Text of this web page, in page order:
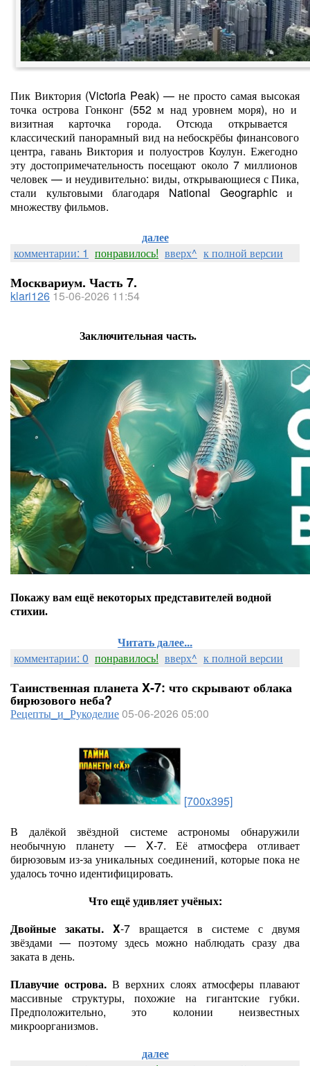
Пик Виктория (Victoria Peak) — не просто самая высокая
точка острова Гонконг(552м надуровнемморя), но и
визитная карточка города. Отсюда открывается
классический панорамный виднанебоскрёбы финансового
центра, гавань Виктория и полуостров Коулун. Ежегодно
эту достопримечательность посещают около7миллионов
человек — и неудивительно: виды, открывающиесясПика,
стали культовыми благодаря National Geographicи
множествуфильмов.
далее
комментарии: 1 понравилось! вверх^ к полной версии
Москвариум. Часть 7.
klari126 15-06-2026 11:54
Заключительная часть.
Покажу вам ещё некоторых представителей водной
стихии.
Читать далее...
комментарии: 0 понравилось! вверх^ к полной версии
Таинственная планета X‑7: что скрывают облака
бирюзового неба?
Рецепты_и_Рукоделие05-06-2026 05:00
[700x395]
В далёкой звёздной системе астрономы обнаружили
необычную планету — X‑7. Её атмосфера отливает
бирюзовым из‑за уникальных соединений, которые пока не
удалось точно идентифицировать.
Что ещё удивляет учёных:
Двойные закаты. X‑7 вращается в системе с двумя
звёздами — поэтому здесь можно наблюдать сразу два
заката в день.
Плавучие острова. В верхних слоях атмосферы плавают
массивные структуры, похожие на гигантские губки.
Предположительно, это колонии неизвестных
микроорганизмов.
далее